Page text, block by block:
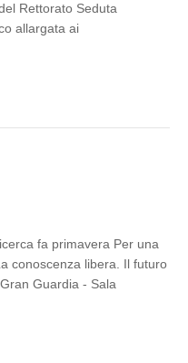
Rettorato Seduta
allargata ai
fa primavera Per una
conoscenza libera. Il futuro
Guardia - Sala